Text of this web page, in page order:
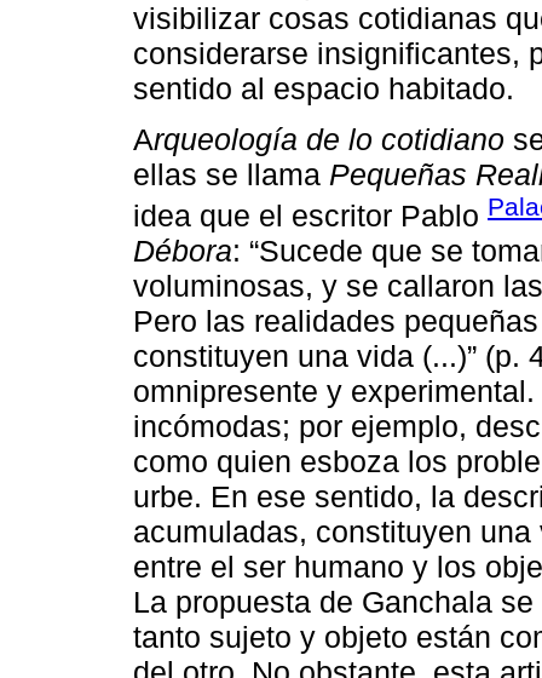
visibilizar cosas cotidianas
considerarse insignificantes,
sentido al espacio habitado.
Arqueología de lo cotidiano
ellas se llama Pequeñas
idea que el escritor Pablo
Débora: “Sucede que se
voluminosas, y se callaron
Pero las realidades
constituyen una vida (...)” (p.
omnipresente y
incómodas; por ejemplo,
como quien esboza los
urbe. En ese sentido, la
acumuladas, constituyen
entre el ser humano y los
La propuesta de Ganchala
tanto sujeto y objeto están